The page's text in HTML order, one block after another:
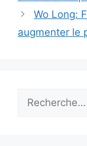
Wo Long:
augmenter le
Rechercher :